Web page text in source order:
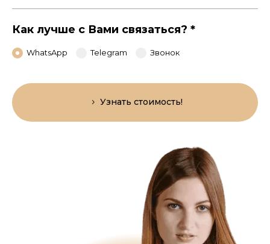
телефона
Как лучше с Вами связаться? *
WhatsApp Telegram Звонок
Узнать стоимость!